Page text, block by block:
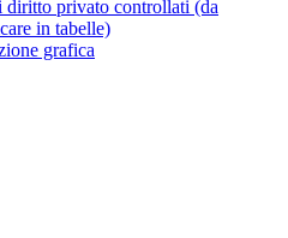
diritto privato controllati (da
in tabelle)
grafica